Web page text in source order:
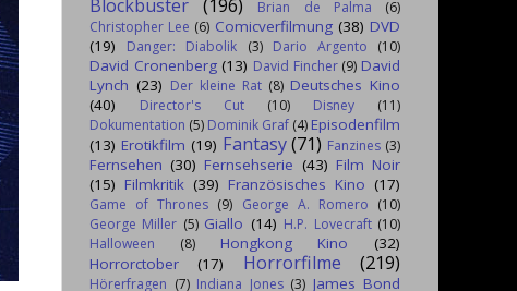
Blockbuster (196) Brian de Palma
(6)
Christopher Lee (6) Comicverfilmung (38) DVD
(19)
Danger: Diabolik (3) Dario Argento (10)
David Cronenberg (13) David Fincher (9) David
Lynch (23) Der kleine Rat (8) Deutsches Kino
(40)
Director's Cut (10) Disney
(11)
Dokumentation (5) Dominik Graf (4) Episodenfilm
(13) Erotikfilm (19) Fantasy (71) Fanzines (3)
Fernsehen (30) Fernsehserie (43) Film Noir
(15) Filmkritik (39) Französisches Kino (17)
Game of Thrones (9) George A. Romero (10)
George Miller (5) Giallo (14) H.P. Lovecraft (10)
Halloween
(8) Hongkong Kino
(32)
Horrorctober
(17) Horrorfilme (219)
Hörerfragen (7) Indiana Jones (3) James Bond